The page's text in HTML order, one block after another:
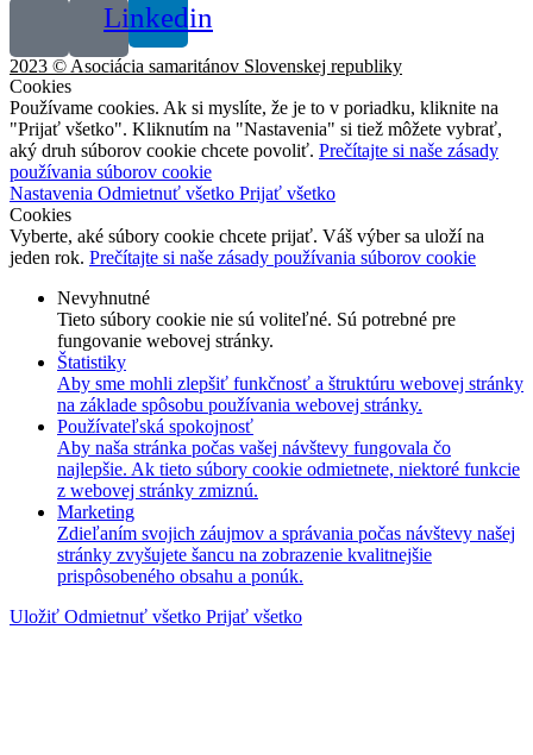
Linkedin
2023 © Asociácia samaritánov Slovenskej republiky
Cookies
Používame cookies. Ak si myslíte, že je to v poriadku, kliknite na
"Prijať všetko". Kliknutím na "Nastavenia" si tiež môžete vybrať,
aký druh súborov cookie chcete povoliť. Prečítajte si naše zásady
používania súborov cookie
Nastavenia Odmietnuť všetko Prijať všetko
Cookies
Vyberte, aké súbory cookie chcete prijať. Váš výber sa uloží na
jeden rok. Prečítajte si naše zásady používania súborov cookie
Nevyhnutné
Tieto súbory cookie nie sú voliteľné. Sú potrebné pre
fungovanie webovej stránky.
Štatistiky
Aby sme mohli zlepšiť funkčnosť a štruktúru webovej stránky
na základe spôsobu používania webovej stránky.
Používateľská spokojnosť
Aby naša stránka počas vašej návštevy fungovala čo
najlepšie. Ak tieto súbory cookie odmietnete, niektoré funkcie
z webovej stránky zmiznú.
Marketing
Zdieľaním svojich záujmov a správania počas návštevy našej
stránky zvyšujete šancu na zobrazenie kvalitnejšie
prispôsobeného obsahu a ponúk.
Uložiť Odmietnuť všetko Prijať všetko